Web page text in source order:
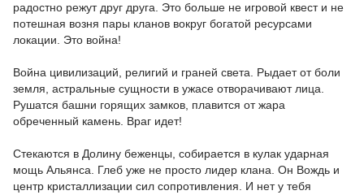
радостно режут друг друга. Это больше не игровой квест и не
потешная возня пары кланов вокруг богатой ресурсами
локации. Это война!
Война цивилизаций, религий и граней света. Рыдает от боли
земля, астральные сущности в ужасе отворачивают лица.
Рушатся башни горящих замков, плавится от жара
обреченный камень. Враг идет!
Стекаются в Долину беженцы, собирается в кулак ударная
мощь Альянса. Глеб уже не просто лидер клана. Он Вождь и
центр кристаллизации сил сопротивления. И нет у тебя